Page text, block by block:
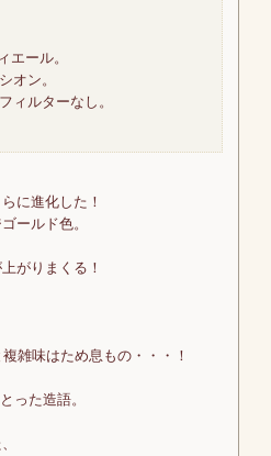
エール。
オン。
ィルターなし。
に進化した！
ールド色。
がりまくる！
雑味はため息もの・・・！
った造語。